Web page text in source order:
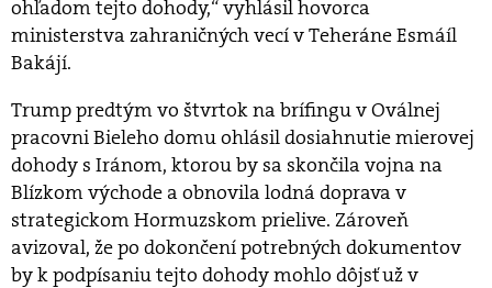
ohľadom tejto dohody,“ vyhlásil hovorca
ministerstva zahraničných vecí v Teheráne Esmáíl
Bakájí.
Trump predtým vo štvrtok na brífingu v Oválnej
pracovni Bieleho domu ohlásil dosiahnutie mierovej
dohody s Iránom, ktorou by sa skončila vojna na
Blízkom východe a obnovila lodná doprava v
strategickom Hormuzskom prielive. Zároveň
avizoval, že po dokončení potrebných dokumentov
by k podpísaniu tejto dohody mohlo dôjsť už v